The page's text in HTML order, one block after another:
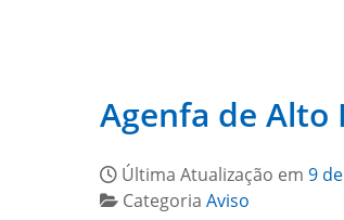
Agenfa de Alto
Última Atualização em 9
Categoria Aviso